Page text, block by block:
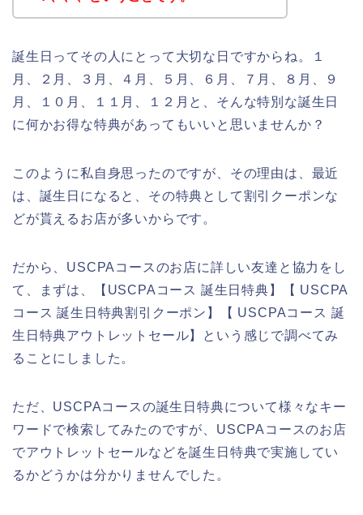
誕生日ってその人にとって大切な日ですからね。１
月、２月、３月、４月、５月、６月、７月、８月、９
月、１０月、１１月、１２月と、そんな特別な誕生日
に何かお得な特典があってもいいと思いませんか？
このように私自身思ったのですが、その理由は、最近
は、誕生日になると、その特典として割引クーポンな
どが貰えるお店が多いからです。
だから、USCPAコースのお店に詳しい友達と協力をし
て、まずは、【USCPAコース 誕生日特典】【 USCPA
コース 誕生日特典割引クーポン】【 USCPAコース 誕
生日特典アウトレットセール】という感じで調べてみ
ることにしました。
ただ、USCPAコースの誕生日特典について様々なキー
ワードで検索してみたのですが、USCPAコースのお店
でアウトレットセールなどを誕生日特典で実施してい
るかどうかは分かりませんでした。